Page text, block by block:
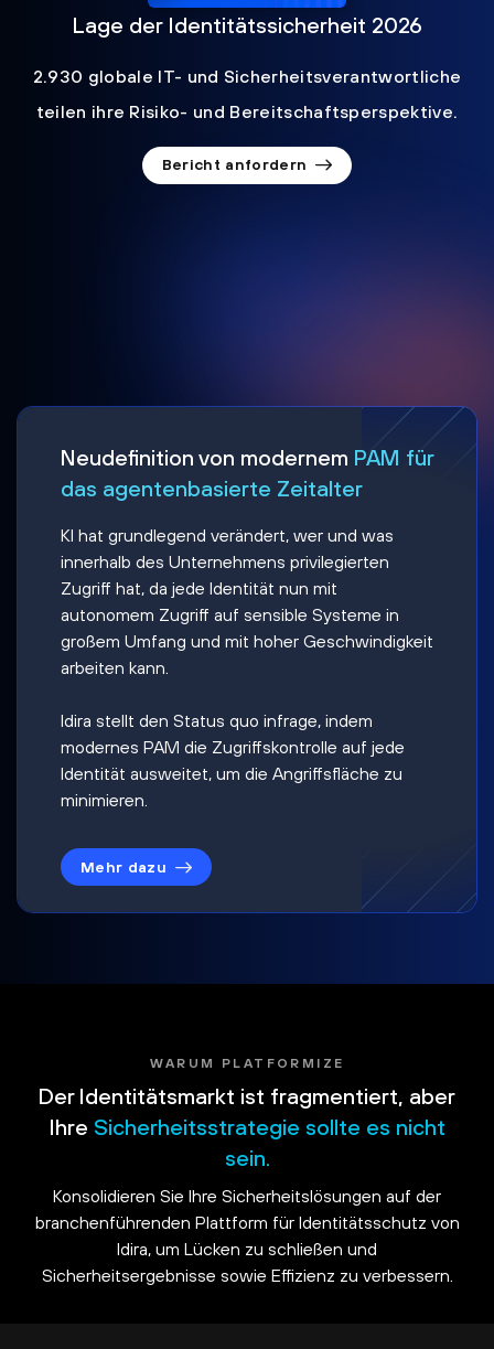
Lage der Identitätssicherheit 2026
2.930 globale IT- und Sicherheitsverantwortliche
teilen ihre Risiko- und Bereitschaftsperspektive.
Bericht anfordern
Neudefinition von modernem PAM für
das agentenbasierte Zeitalter
KI hat grundlegend verändert, wer und was
innerhalb des Unternehmens privilegierten
Zugriff hat, da jede Identität nun mit
autonomem Zugriff auf sensible Systeme in
großem Umfang und mit hoher Geschwindigkeit
arbeiten kann.
Idira stellt den Status quo infrage, indem
modernes PAM die Zugriffskontrolle auf jede
Identität ausweitet, um die Angriffsfläche zu
minimieren.
Mehr dazu
WARUM PLATFORMIZE
Der Identitätsmarkt ist fragmentiert, aber
Ihre Sicherheitsstrategie sollte es nicht
sein.
Konsolidieren Sie Ihre Sicherheitslösungen auf der
branchenführenden Plattform für Identitätsschutz von
Idira, um Lücken zu schließen und
Sicherheitsergebnisse sowie Effizienz zu verbessern.